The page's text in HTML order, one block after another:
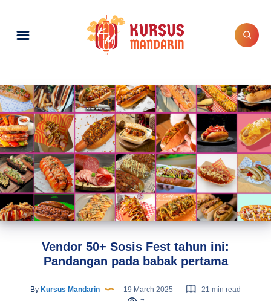
Vendor 50+ Sosis Fest tahun ini:
Pandangan pada babak pertama
By Kursus Mandarin 19 March 2025
21 min read